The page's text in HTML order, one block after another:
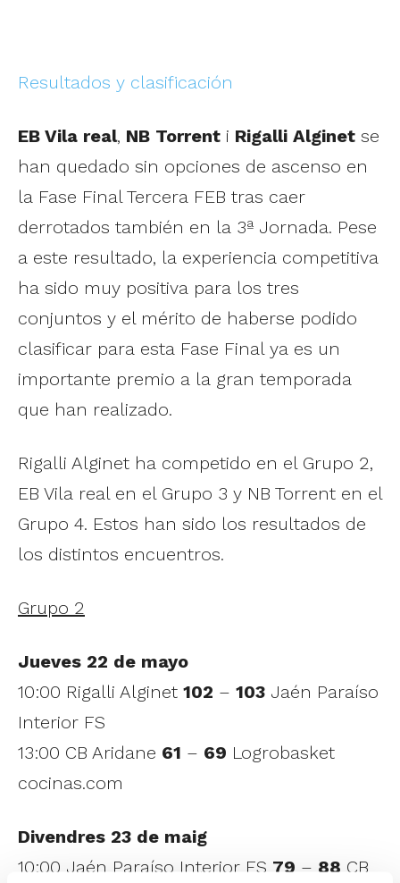
Resultados y clasificación
EB Vila real, NB Torrent i Rigalli Alginet se
han quedado sin opciones de ascenso en
la Fase Final Tercera FEB tras caer
derrotados también en la 3ª Jornada. Pese
a este resultado, la experiencia competitiva
ha sido muy positiva para los tres
conjuntos y el mérito de haberse podido
clasificar para esta Fase Final ya es un
importante premio a la gran temporada
que han realizado.
Rigalli Alginet ha competido en el Grupo 2,
EB Vila real en el Grupo 3 y NB Torrent en el
Grupo 4. Estos han sido los resultados de
los distintos encuentros.
Grupo 2
Jueves 22 de mayo
10:00 Rigalli Alginet 102 – 103 Jaén Paraíso
Interior FS
13:00 CB Aridane 61 – 69 Logrobasket
cocinas.com
Divendres 23 de maig
10:00 Jaén Paraíso Interior FS 79 – 88 CB